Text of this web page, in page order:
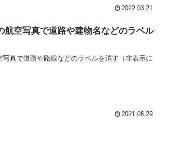
2022.03.21
航空写真で道路や建物名などのラベル
真で道路や路線などのラベルを消す（非表示に
2021.06.29